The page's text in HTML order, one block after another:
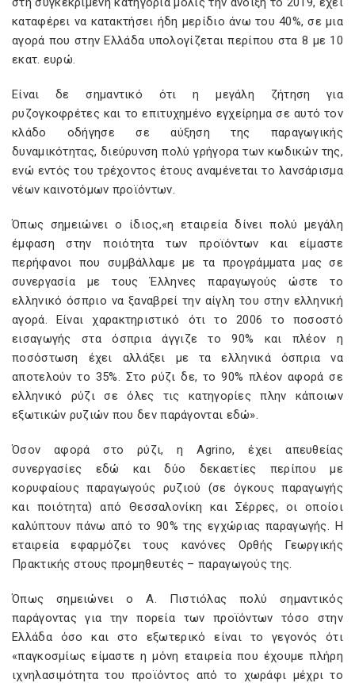
καταφέρει να κατακτήσει ήδη μερίδιο άνω του 40%, σε μια
αγορά που στην Ελλάδα υπολογίζεται περίπου στα 8 με 10
εκατ. ευρώ.
Είναι δε σημαντικό ότι η μεγάλη ζήτηση για
ρυζογκοφρέτες και το επιτυχημένο εγχείρημα σε αυτό τον
κλάδο οδήγησε σε αύξηση της παραγωγικής
δυναμικότητας, διεύρυνση πολύ γρήγορα των κωδικών της,
ενώ εντός του τρέχοντος έτους αναμένεται το λανσάρισμα
νέων καινοτόμων προϊόντων.
Όπως σημειώνει ο ίδιος,«η εταιρεία δίνει πολύ μεγάλη
έμφαση στην ποιότητα των προϊόντων και είμαστε
περήφανοι που συμβάλλαμε με τα προγράμματα μας σε
συνεργασία με τους Έλληνες παραγωγούς ώστε το
ελληνικό όσπριο να ξαναβρεί την αίγλη του στην ελληνική
αγορά. Είναι χαρακτηριστικό ότι το 2006 το ποσοστό
εισαγωγής στα όσπρια άγγιζε το 90% και πλέον η
ποσόστωση έχει αλλάξει με τα ελληνικά όσπρια να
αποτελούν το 35%. Στο ρύζι δε, το 90% πλέον αφορά σε
ελληνικό ρύζι σε όλες τις κατηγορίες πλην κάποιων
εξωτικών ρυζιών που δεν παράγονται εδώ».
Όσον αφορά στο ρύζι, η Agrino, έχει απευθείας
συνεργασίες εδώ και δύο δεκαετίες περίπου με
κορυφαίους παραγωγούς ρυζιού (σε όγκους παραγωγής
και ποιότητα) από Θεσσαλονίκη και Σέρρες, οι οποίοι
καλύπτουν πάνω από το 90% της εγχώριας παραγωγής. Η
εταιρεία εφαρμόζει τους κανόνες Ορθής Γεωργικής
Πρακτικής στους προμηθευτές – παραγωγούς της.
Όπως σημειώνει ο Α. Πιστιόλας πολύ σημαντικός
παράγοντας για την πορεία των προϊόντων τόσο στην
Ελλάδα όσο και στο εξωτερικό είναι το γεγονός ότι
«παγκοσμίως είμαστε η μόνη εταιρεία που έχουμε πλήρη
ιχνηλασιμότητα του προϊόντος από το χωράφι μέχρι το